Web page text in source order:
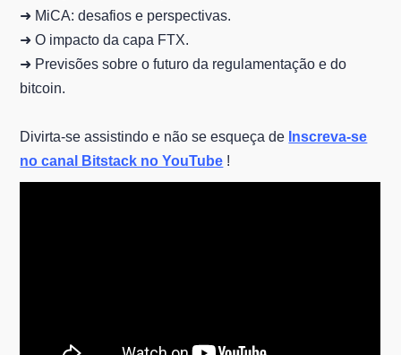
➜ MiCA: desafios e perspectivas.
➜ O impacto da capa FTX.
➜ Previsões sobre o futuro da regulamentação e do
bitcoin.
Divirta-se assistindo e não se esqueça de Inscreva-se
no canal Bitstack no YouTube !